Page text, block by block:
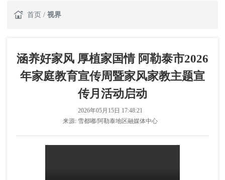
首页 / 视界
涵养好家风 厚植家国情 阿勒泰市2026
年家庭教育宣传周暨家风家教主题宣
传月活动启动
2026年05月15日 17:48:21
来源: 雪都嘟/阿勒泰地区融媒体中心